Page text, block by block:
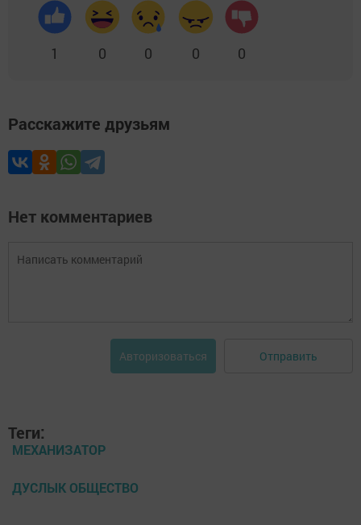
1 0 0 0 0
Расскажите друзьям
Нет комментариев
Авторизоваться Отправить
Теги:
МЕХАНИЗАТОР
ДУСЛЫК ОБЩЕСТВО